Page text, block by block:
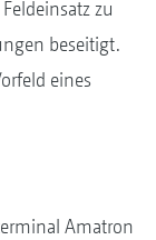
zu
beseitigt.
eines
Amatron